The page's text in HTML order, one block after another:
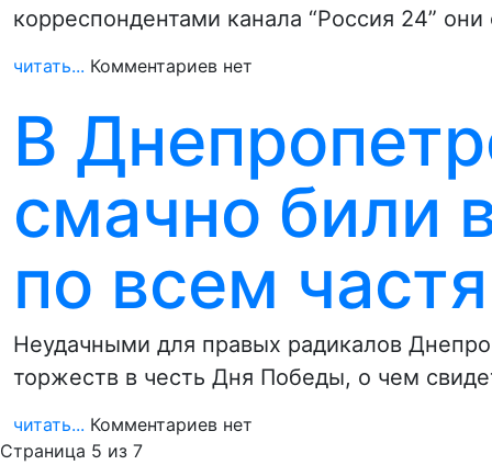
корреспондентами канала “Россия 24”
читать... Комментариев нет
В
смачно били
по всем
Неудачными для правых радикалов
торжеств в честь Дня Победы, о чем
читать... Комментариев нет
Страница 5 из 7